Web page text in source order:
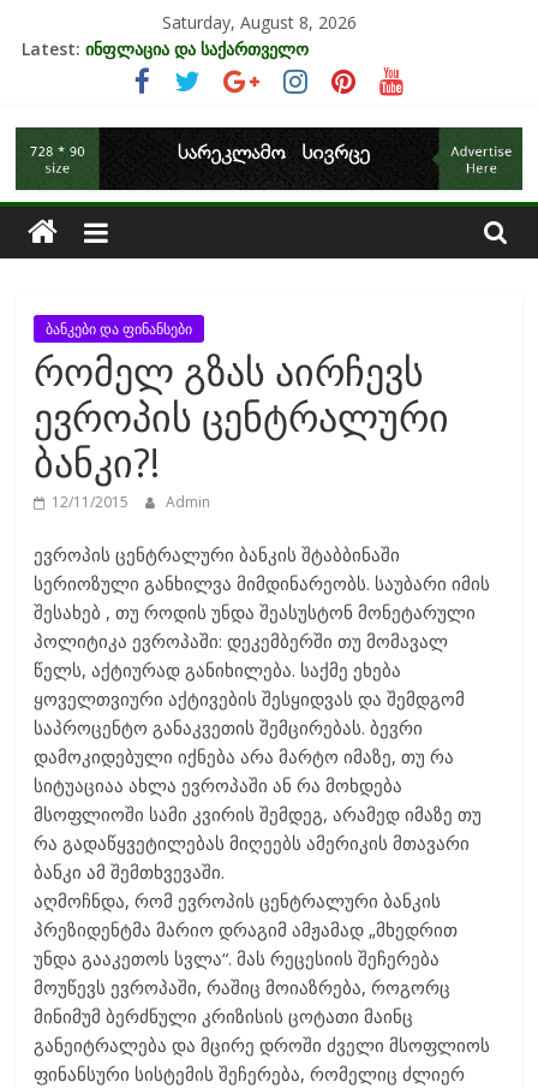
Saturday, August 8, 2026
Latest: ინფლაცია და საქართველო
კრიზისის ზეგავლენა ტურიზმის ინდუსტრიაზე
მიგრაციისა და ეკონომიკის ურთიერთკავშირი
EU-ის კანდიდატის სტატუსის ეკონომიკური სარგებელი
უძრავი ქონების ბაზარი საქართველოში
საქართველოს
ეკონომიკა
ბანკები და ფინანსები
რომელ გზას აირჩევს
ევროპის ცენტრალური
ბანკი?!
12/11/2015 Admin
ევროპის ცენტრალური ბანკის შტაბბინაში
სერიოზული განხილვა მიმდინარეობს. საუბარი იმის
შესახებ , თუ როდის უნდა შეასუსტონ მონეტარული
პოლიტიკა ევროპაში: დეკემბერში თუ მომავალ
წელს, აქტიურად განიხილება. საქმე ეხება
ყოველთვიური აქტივების შესყიდვას და შემდგომ
საპროცენტო განაკვეთის შემცირებას. ბევრი
დამოკიდებული იქნება არა მარტო იმაზე, თუ რა
სიტუაციაა ახლა ევროპაში ან რა მოხდება
მსოფლიოში სამი კვირის შემდეგ, არამედ იმაზე თუ
რა გადაწყვეტილებას მიღეებს ამერიკის მთავარი
ბანკი ამ შემთხვევაში.
აღმოჩნდა, რომ ევროპის ცენტრალური ბანკის
პრეზიდენტმა მარიო დრაგიმ ამჟამად „მხედრით
უნდა გააკეთოს სვლა“. მას რეცესიის შეჩერება
მოუწევს ევროპაში, რაშიც მოიაზრება, როგორც
მინიმუმ ბერძნული კრიზისის ცოტათი მაინც
განეიტრალება და მცირე დროში ძველი მსოფლიოს
ფინანსური სისტემის შეჩერება, რომელიც ძლიერ